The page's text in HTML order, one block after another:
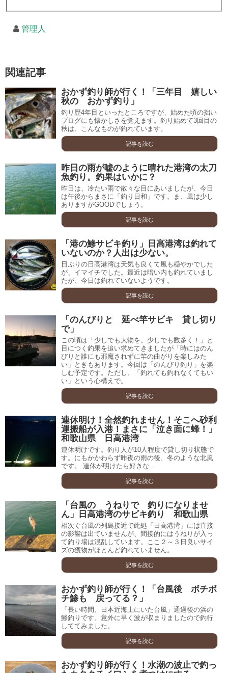
管理人
関連記事
おかず釣り師が行く！「三年目 嬉しい
秋の おかず釣り」
釣り歴4年目といったところですが、始めた頃の拙い
ブログにも懐かしさを覚えます。釣り始めて3回目の
秋は、こんなものが釣れています。
記事を読む
昨日の雨が嘘のように晴れた港湾の太刀
魚釣り。釣果はいかに？
昨日は、冷たい雨で散々な目にあいましたが、今日
は午後からまさに「釣り日和」です。ま、風は少し
ありますがGOODでしょう。
記事を読む
「港の鯵サビキ釣り」日高港湾は釣れて
いないのか？人出は少ない。
日ぶりの日高港湾は天気も良くて風も穏やかでした
が、イマイチでした。最近は暗い内も釣れていまし
たが、今日は釣れていないようです。
記事を読む
「のんびりと 延べ竿サビキ 貸し切り
で」
この頃は「少しでも大物を。少しでも数多く！」と
目につく釣果を追い求めてきましたが「時にはのん
びりと誰にも邪魔されずに竿の曲がりを楽しみた
い」ときもあります。今回は「のんびり釣り」を楽
しむ予定です。ただし、「釣れても釣れなくてもい
い」という心構えで。
記事を読む
連休明け！全然釣れません！そこへ砂利
運搬船が入港！まさに「泣き面に蜂！」
和歌山県 日高港湾
連休明けです。釣り人が10人程度で貸し切り状態で
す。にもかかわらず昨夜の雨の後、冬のような北風
です。 連休が明けたら好きな...
記事を読む
「台風の うねりで 釣りになりませ
ん」日高港湾のサビキ釣り 和歌山県
相次ぐ台風の列島接近で此処「日高港湾」には直接
の影響は出ていませんが、間接的にはうねりが入っ
て釣り場は混乱しています。ここ２～３日良いサイ
ズの獲物がほとんど釣れていません。
記事を読む
おかず釣り師が行く！「台風後 ボチボ
チ鯵も 戻ってる？」
「長い時間、日本近海上にいた台風」通過後の浜の
鯵釣りです。意外に早く波が収まりましたので釣行
しててみました。
記事を読む
おかず釣り師が行く！水潮の波止で釣っ